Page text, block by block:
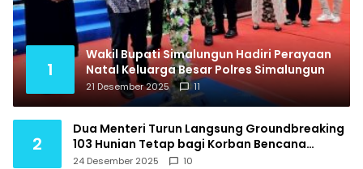
1
Wakil Bupati Simalungun Hadiri Perayaan
Natal Keluarga Besar Polres Simalungun
21 Desember 2025 11
2
Dua Menteri Turun Langsung Groundbreaking
103 Hunian Tetap bagi Korban Bencana
Hidrometeorologi Tapanuli Utara
24 Desember 2025 10